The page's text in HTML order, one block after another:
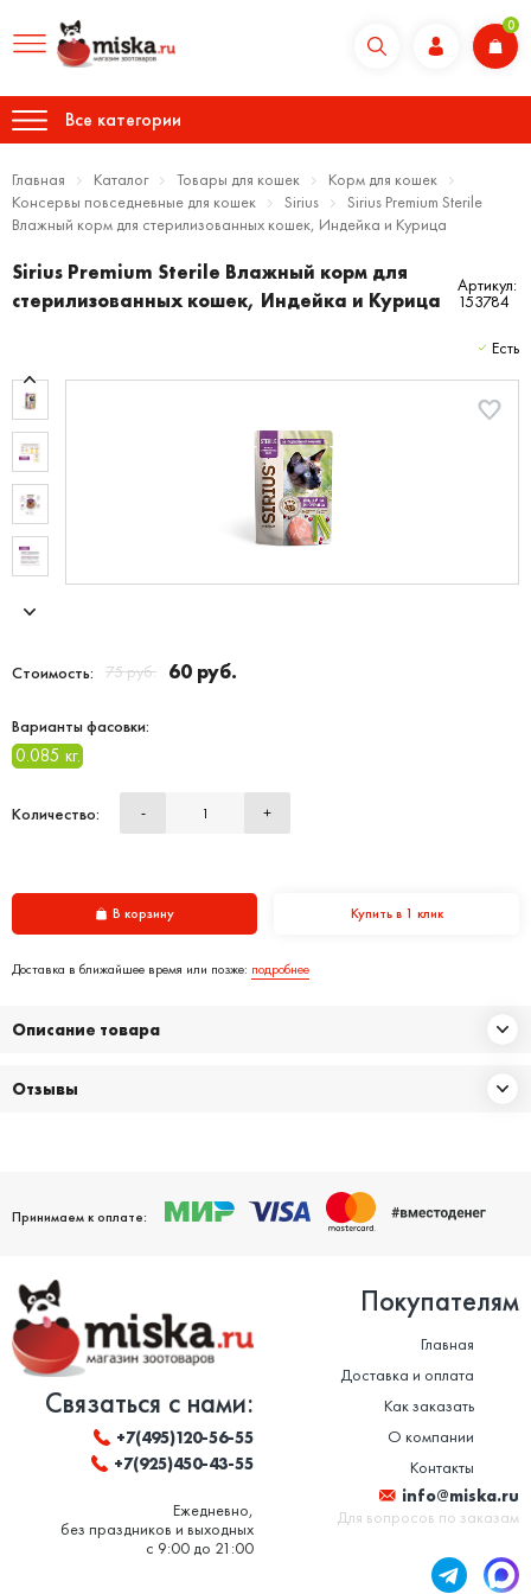
0
Все категории
Главная Каталог Товары для кошек
Корм для кошек
Консервы повседневные для кошек
Sirius
Sirius Premium Sterile
Влажный корм для стерилизованных кошек, Индейка и Курица
Sirius Premium Sterile Влажный корм для
стерилизованных кошек, Индейка и Курица
Артикул:
153784
Есть
Стоимость: 75 руб. 60 руб.
Варианты фасовки:
0.085 кг.
Количество: - +
В корзину Купить в 1 клик
Доставка в ближайшее время или позже: подробнее
Описание товара
Отзывы
Принимаем к оплате:
Связаться с нами:
+7(495)120-56-55
+7(925)450-43-55
Ежедневно,
без праздников и выходных
с 9:00 до 21:00
Покупателям
Главная
Доставка и оплата
Как заказать
О компании
Контакты
info@miska.ru
Для вопросов по заказам